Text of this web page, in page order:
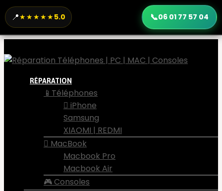
📍★★★★★5.0 📞06 01 77 57 04
RÉPARATION
📱Téléphones
 iPhone
Samsung
XIAOMI | REDMI
 MacBook
Macbook Pro
Macbook Air
🎮 Consoles